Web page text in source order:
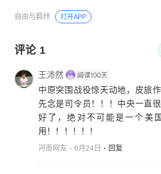
自由与羁绊 打开APP
评论 1
王沛然
中原突围战役惊天动地，皮旅
先念是司令员！！！中央一直
好了，绝对不可能是一个美
用！！！！！！
河南网友 6月24日 回复